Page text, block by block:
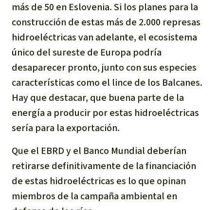
más de 50 en Eslovenia. Si los planes para la
construcción de estas más de 2.000 represas
hidroeléctricas van adelante, el ecosistema
único del sureste de Europa podría
desaparecer pronto, junto con sus especies
características como el lince de los Balcanes.
Hay que destacar, que buena parte de la
energía a producir por estas hidroeléctricas
sería para la exportación.
Que el EBRD y el Banco Mundial deberían
retirarse definitivamente de la financiación
de estas hidroeléctricas es lo que opinan
miembros de la campaña ambiental en